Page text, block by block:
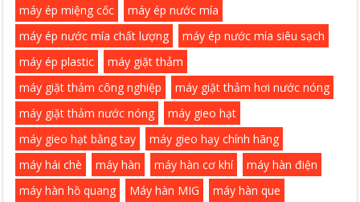
máy ép miệng cốc
máy ép nước mía
máy ép nước mía chất lượng
máy ép nước mía siêu sạch
máy ép plastic
máy giặt thảm
máy giặt thảm công nghiệp
máy giặt thảm hơi nước nóng
máy giặt thảm nước nóng
máy gieo hạt
máy gieo hạt bằng tay
máy gieo hạy chính hãng
máy hái chè
máy hàn máy hàn cơ khí
máy hàn điện
máy hàn hồ quang
Máy hàn MIG
máy hàn que